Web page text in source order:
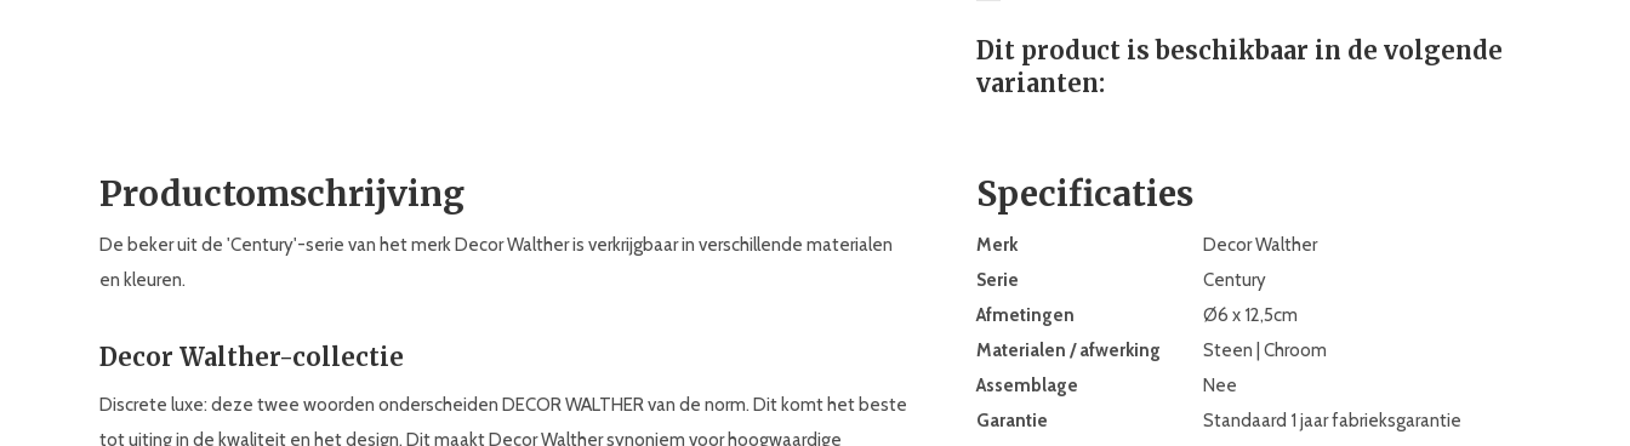
Dit product is beschikbaar in de volgende
varianten:
Productomschrijving
De beker uit de 'Century'-serie van het merk Decor Walther is verkrijgbaar in verschillende materialen
en kleuren.
Decor Walther-collectie
Discrete luxe: deze twee woorden onderscheiden DECOR WALTHER van de norm. Dit komt het beste
tot uiting in de kwaliteit en het design. Dit maakt Decor Walther synoniem voor hoogwaardige
Specificaties
Merk
Decor Walther
Serie
Century
Afmetingen
Ø6 x 12,5cm
Materialen / afwerking
Steen | Chroom
Assemblage
Nee
Garantie
Standaard 1 jaar fabrieksgarantie